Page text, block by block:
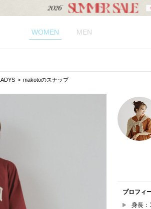
WOMEN MEN
makotoのスナップ
プロフィ
身長